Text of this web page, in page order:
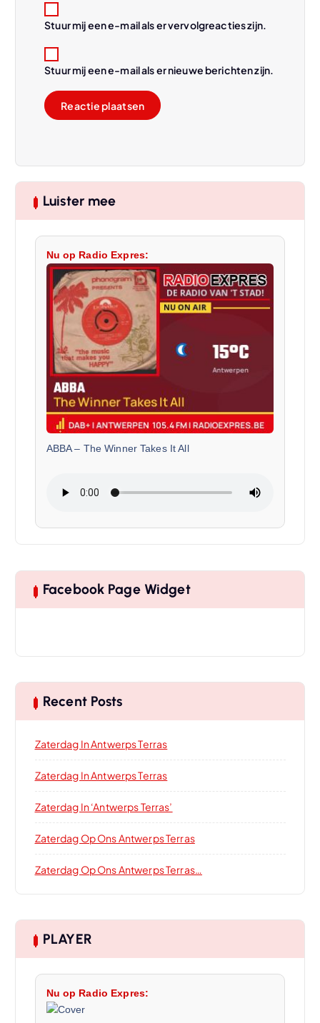
Stuur mij een e-mail als er vervolgreacties zijn.
Stuur mij een e-mail als er nieuwe berichten zijn.
Luister mee
Nu op Radio Expres:
ABBA– The Winner Takes It All
Facebook Page Widget
Recent Posts
Zaterdag In Antwerps Terras
Zaterdag In Antwerps Terras
Zaterdag In ‘Antwerps Terras’
Zaterdag Op Ons Antwerps Terras
Zaterdag Op Ons Antwerps Terras…
PLAYER
Nu op Radio Expres: